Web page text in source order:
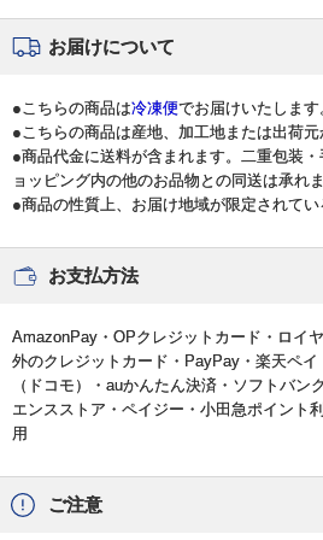
お届けについて
●こちらの商品は冷凍便でお届けいたします
●こちらの商品は産地、加工地または出荷元
●商品代金に送料が含まれます。二重包装
ョッピング内の他のお品物との同送は承れま
●商品の性質上、お届け地域が限定されてい
お支払方法
AmazonPay・OPクレジットカード・ロイ
外のクレジットカード・PayPay・楽天ペ
（ドコモ）・auかんたん決済・ソフトバン
エンスストア・ペイジー・小田急ポイント
用
ご注意